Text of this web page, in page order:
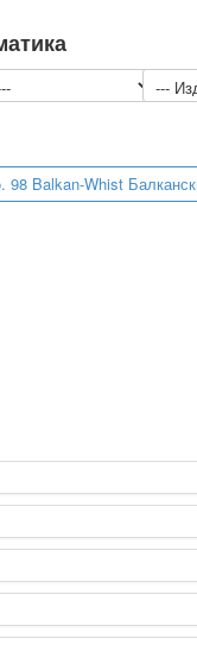
98 Balkan-Whist